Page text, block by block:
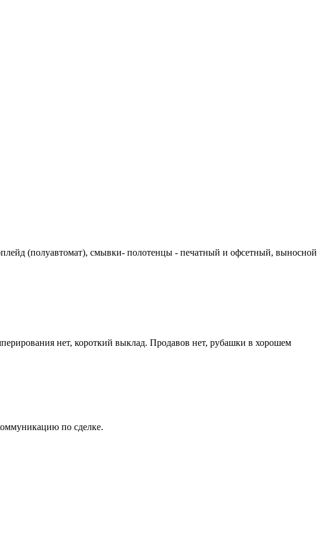
(полуавтомат), смывки- полотенцы - печатный и офсетный, выносной
нет, короткий выклад. Продавов нет, рубашки в хорошем
по сделке.